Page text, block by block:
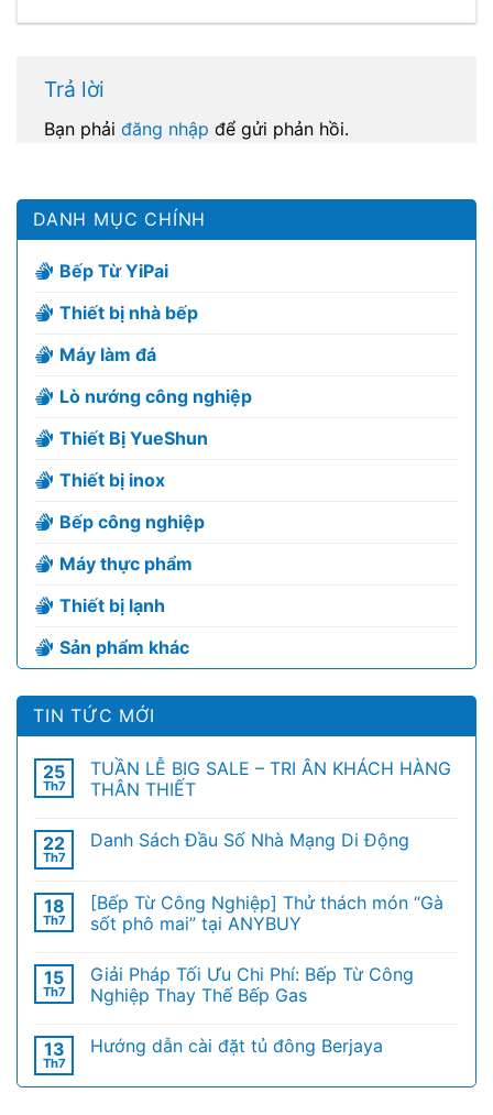
Trả lời
Bạn phải đăng nhập để gửi phản hồi.
DANH MỤC CHÍNH
Bếp Từ YiPai
Thiết bị nhà bếp
Máy làm đá
Lò nướng công nghiệp
Thiết Bị YueShun
Thiết bị inox
Bếp công nghiệp
Máy thực phẩm
Thiết bị lạnh
Sản phẩm khác
TIN TỨC MỚI
25
Th7
TUẦN LỄ BIG SALE – TRI ÂN KHÁCH HÀNG
THÂN THIẾT
22
Th7
Danh Sách Đầu Số Nhà Mạng Di Động
18
Th7
[Bếp Từ Công Nghiệp] Thử thách món “Gà
sốt phô mai” tại ANYBUY
15
Th7
Giải Pháp Tối Ưu Chi Phí: Bếp Từ Công
Nghiệp Thay Thế Bếp Gas
13
Th7
Hướng dẫn cài đặt tủ đông Berjaya